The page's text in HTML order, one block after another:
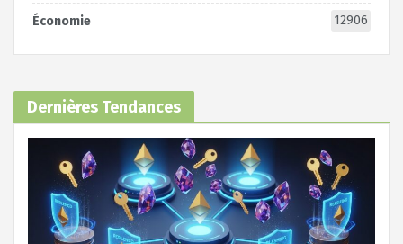
Économie 12906
Dernières Tendances